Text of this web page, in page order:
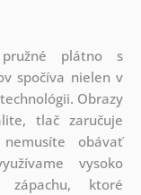
plátno s
spočíva nielen v
Obrazy
tlač zaručuje
obávať
vysoko
ktoré